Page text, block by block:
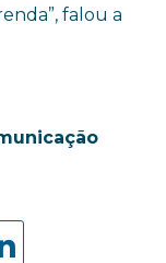
falou a